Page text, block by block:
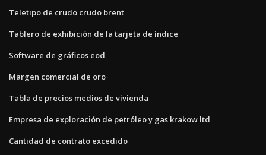
Teletipo de crudo crudo brent
Tablero de exhibición de la tarjeta de índice
Software de gráficos eod
Margen comercial de oro
Tabla de precios medios de vivienda
Empresa de exploración de petróleo y gas krakow ltd
Cantidad de contrato excedido